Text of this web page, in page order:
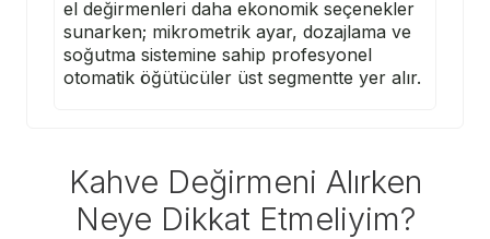
el değirmenleri daha ekonomik seçenekler
sunarken; mikrometrik ayar, dozajlama ve
soğutma sistemine sahip profesyonel
otomatik öğütücüler üst segmentte yer alır.
Kahve Değirmeni Alırken
Neye Dikkat Etmeliyim?